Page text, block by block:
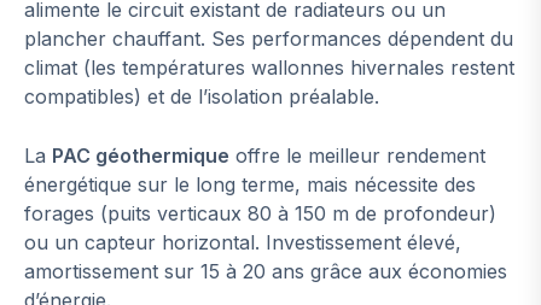
alimente le circuit existant de radiateurs ou un
plancher chauffant. Ses performances dépendent du
climat (les températures wallonnes hivernales restent
compatibles) et de l’isolation préalable.
La PAC géothermique offre le meilleur rendement
énergétique sur le long terme, mais nécessite des
forages (puits verticaux 80 à 150 m de profondeur)
ou un capteur horizontal. Investissement élevé,
amortissement sur 15 à 20 ans grâce aux économies
d’énergie.